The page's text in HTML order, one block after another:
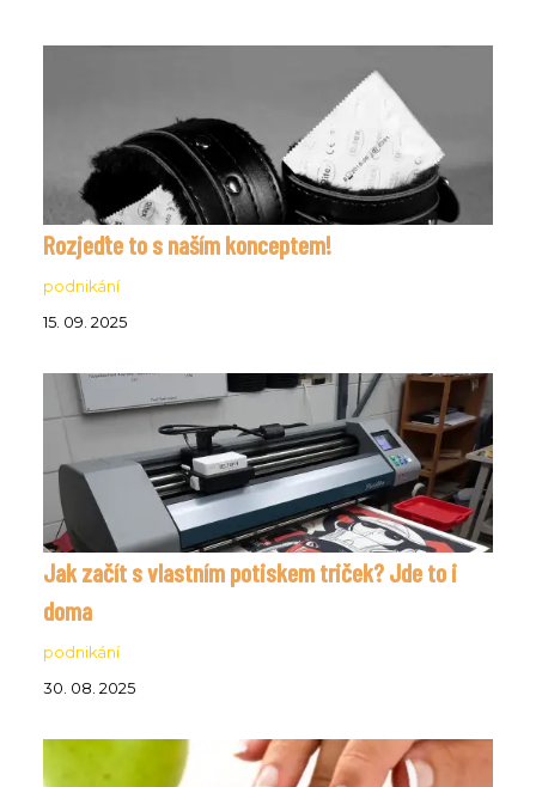
Rozjeďte to s naším konceptem!
podnikání
15. 09. 2025
Jak začít s vlastním potiskem triček? Jde to i
doma
podnikání
30. 08. 2025